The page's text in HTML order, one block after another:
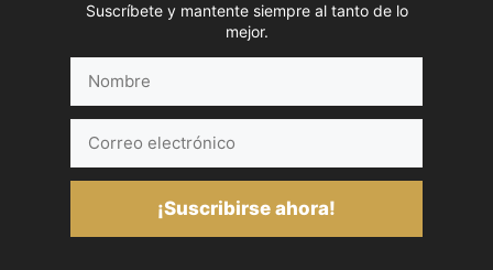
Suscríbete y mantente siempre al tanto de lo
mejor.
electrónico
¡Suscribirse ahora!